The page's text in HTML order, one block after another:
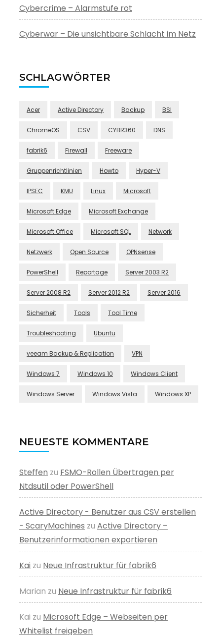
Cybercrime – Alarmstufe rot
Cyberwar – Die unsichtbare Schlacht im Netz
SCHLAGWÖRTER
Acer Active Directory Backup BSI
ChromeOS CSV CYBR360 DNS
fabrik6 Firewall Freeware
Gruppenrichtlinien Howto Hyper-V
IPSEC KMU Linux Microsoft
Microsoft Edge Microsoft Exchange
Microsoft Office Microsoft SQL Network
Netzwerk Open Source OPNsense
PowerShell Reportage Server 2003 R2
Server 2008 R2 Server 2012 R2 Server 2016
Sicherheit Tools Tool Time
Troubleshooting Ubuntu
veeam Backup & Replication VPN
Windows 7 Windows 10 Windows Client
Windows Server Windows Vista Windows XP
NEUESTE KOMMENTARE
Steffen zu FSMO-Rollen Übertragen per
Ntdsutil oder PowerShell
Active Directory - Benutzer aus CSV erstellen
- ScaryMachines zu Active Directory –
Benutzerinformationen exportieren
Kai zu Neue Infrastruktur für fabrik6
Marian zu Neue Infrastruktur für fabrik6
Kai zu Microsoft Edge – Webseiten per
Whitelist freigeben